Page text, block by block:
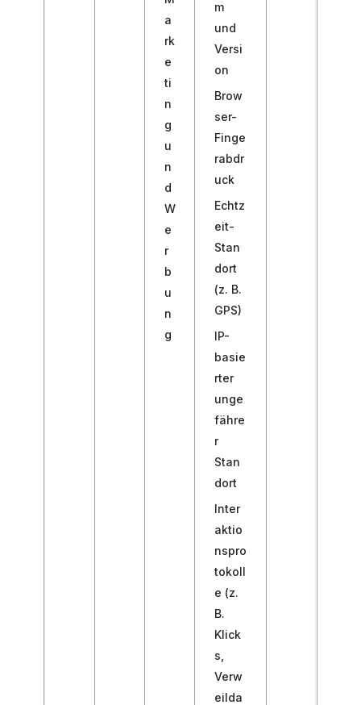
a
rk
e
ti
n
g
u
n
d
W
e
r
b
u
n
g
m
und
Versi
on
Brow
ser-
Finge
rabdr
uck
Echtz
eit-
Stan
dort
(z. B.
GPS)
IP-
basie
rter
unge
fähre
r
Stan
dort
Inter
aktio
nspro
tokoll
e (z.
B.
Klick
s,
Verw
eilda